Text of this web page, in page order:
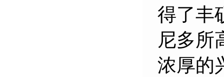
得了丰
尼多所
浓厚的